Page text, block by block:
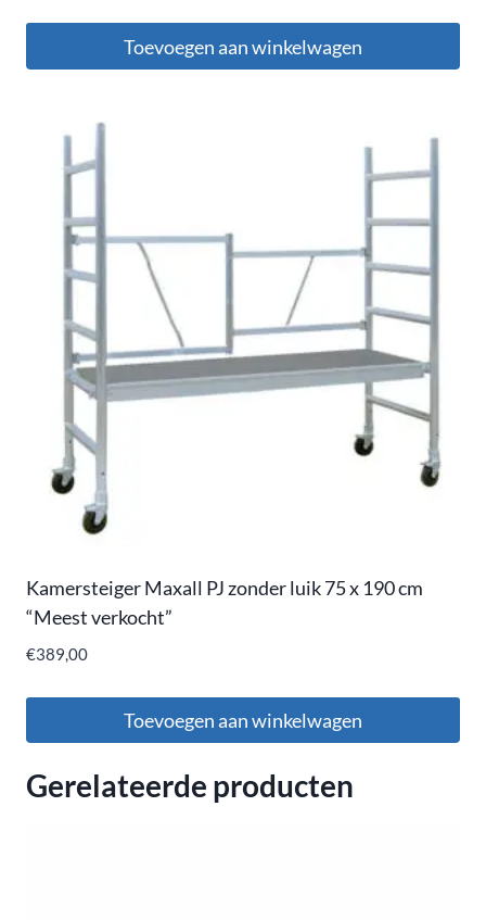
Toevoegen aan winkelwagen
Kamersteiger Maxall PJ zonder luik 75 x 190 cm
“Meest verkocht”
€389,00
Toevoegen aan winkelwagen
Gerelateerde producten